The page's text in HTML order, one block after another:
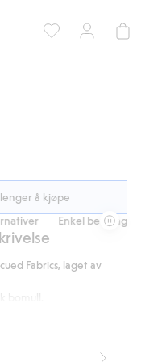
å kjøpe
Enkel betaling med
Fabrics, laget av
materialer for å